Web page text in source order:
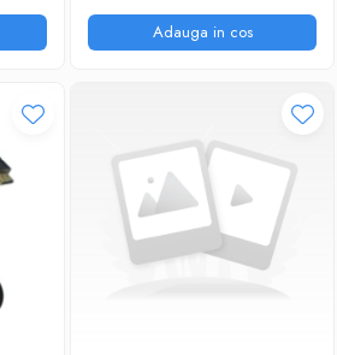
Adauga in cos